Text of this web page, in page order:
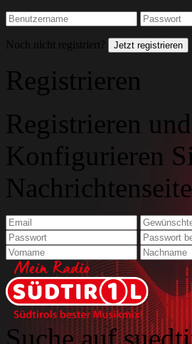
Noch nicht registriert? Jetzt registrieren
Registrieren
Registrieren
Konfigurieren
Suche auf